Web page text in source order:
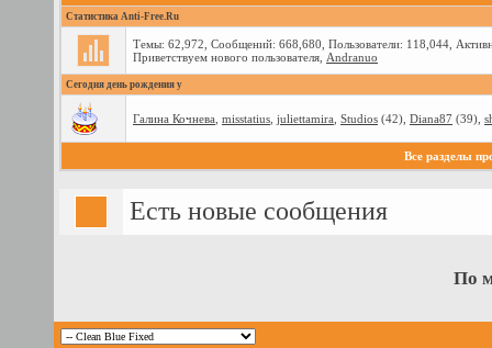
Статистика Anti-Free.Ru
Темы: 62,972, Сообщений: 668,680, Пользователи: 118,044,
Приветствуем нового пользователя, Andranuo
Сегодня день рождения у
Галина Кочнева misstatius juliettamira Studios (42), Diana87 (39),
Все разделы
Есть новые сообщения
По